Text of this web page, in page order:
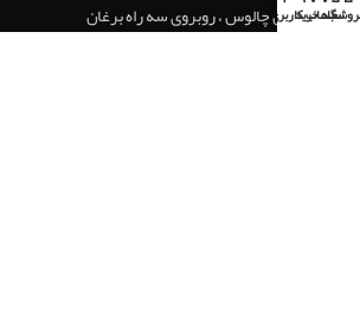
کرج،خیابان چالوس ، روبروی سه راه برغان
سبد خرید
حساب کاربری من